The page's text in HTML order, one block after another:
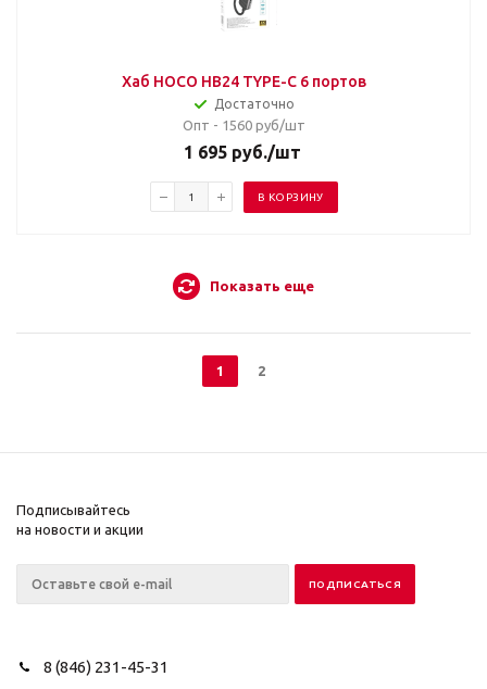
Хаб HOCO HB24 TYPE-C 6 портов
Достаточно
Опт - 1560 руб/шт
1 695руб./шт
В КОРЗИНУ
Показать еще
1 2
Подписывайтесь
на новости и акции
8 (846) 231-45-31